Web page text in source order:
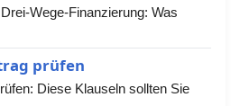
Wege-Finanzierung: Was
prüfen
Diese Klauseln sollten Sie